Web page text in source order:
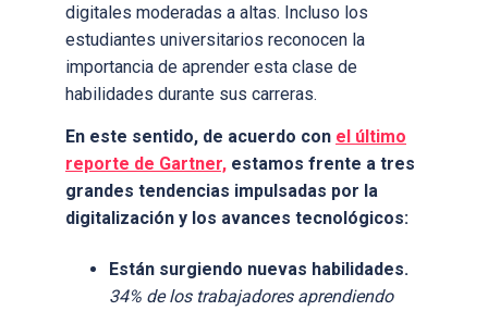
digitales moderadas a altas. Incluso los
estudiantes universitarios reconocen la
importancia de aprender esta clase de
habilidades durante sus carreras.
En este sentido, de acuerdo con el último
reporte de Gartner, estamos frente a tres
grandes tendencias impulsadas por la
digitalización y los avances tecnológicos:
Están surgiendo nuevas habilidades.
34% de los trabajadores aprendiendo